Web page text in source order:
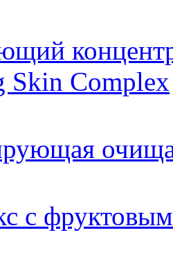
Skin Complex
с